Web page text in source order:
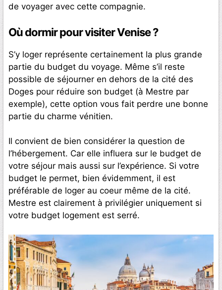
de voyager avec cette compagnie.
Où dormir pour visiter Venise ?
S’y loger représente certainement la plus grande
partie du budget du voyage. Même s’il reste
possible de séjourner en dehors de la cité des
Doges pour réduire son budget (à Mestre par
exemple), cette option vous fait perdre une bonne
partie du charme vénitien.
Il convient de bien considérer la question de
l’hébergement. Car elle influera sur le budget de
votre séjour mais aussi sur l’expérience. Si votre
budget le permet, bien évidemment, il est
préférable de loger au coeur même de la cité.
Mestre est clairement à privilégier uniquement si
votre budget logement est serré.